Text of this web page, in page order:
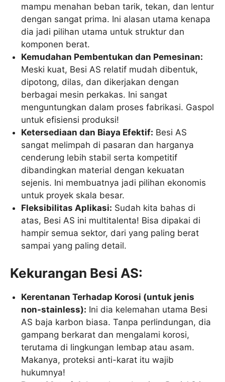
mampu menahan beban tarik, tekan, dan lentur
dengan sangat prima. Ini alasan utama kenapa
dia jadi pilihan utama untuk struktur dan
komponen berat.
Kemudahan Pembentukan dan Pemesinan:
Meski kuat, Besi AS relatif mudah dibentuk,
dipotong, dilas, dan dikerjakan dengan
berbagai mesin perkakas. Ini sangat
menguntungkan dalam proses fabrikasi. Gaspol
untuk efisiensi produksi!
Ketersediaan dan Biaya Efektif: Besi AS
sangat melimpah di pasaran dan harganya
cenderung lebih stabil serta kompetitif
dibandingkan material dengan kekuatan
sejenis. Ini membuatnya jadi pilihan ekonomis
untuk proyek skala besar.
Fleksibilitas Aplikasi: Sudah kita bahas di
atas, Besi AS ini multitalenta! Bisa dipakai di
hampir semua sektor, dari yang paling berat
sampai yang paling detail.
Kekurangan Besi AS:
Kerentanan Terhadap Korosi (untuk jenis
non-stainless): Ini dia kelemahan utama Besi
AS baja karbon biasa. Tanpa perlindungan, dia
gampang berkarat dan mengalami korosi,
terutama di lingkungan lembap atau asam.
Makanya, proteksi anti-karat itu wajib
hukumnya!